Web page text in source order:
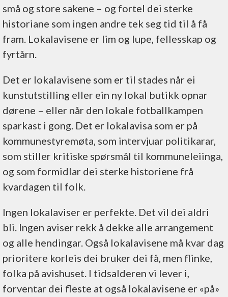
små og store sakene – og fortel dei sterke
historiane som ingen andre tek seg tid til å få
fram. Lokalavisene er lim og lupe, fellesskap og
fyrtårn.
Det er lokalavisene som er til stades når ei
kunstutstilling eller ein ny lokal butikk opnar
dørene – eller når den lokale fotballkampen
sparkast i gong. Det er lokalavisa som er på
kommunestyremøta, som intervjuar politikarar,
som stiller kritiske spørsmål til kommuneleiinga,
og som formidlar dei sterke historiene frå
kvardagen til folk.
Ingen lokalaviser er perfekte. Det vil dei aldri
bli. Ingen aviser rekk å dekke alle arrangement
og alle hendingar. Også lokalavisene må kvar dag
prioritere korleis dei bruker dei få, men flinke,
folka på avishuset. I tidsalderen vi lever i,
forventar dei fleste at også lokalavisene er «på»